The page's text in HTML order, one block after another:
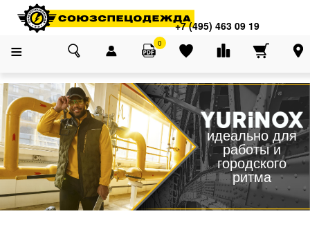
Адреса магазинов
+7 (495) 463 09 19
+7 (495) 463 09 19
0
Yurinox Workwear
идеально для
работы и
городского
ритма